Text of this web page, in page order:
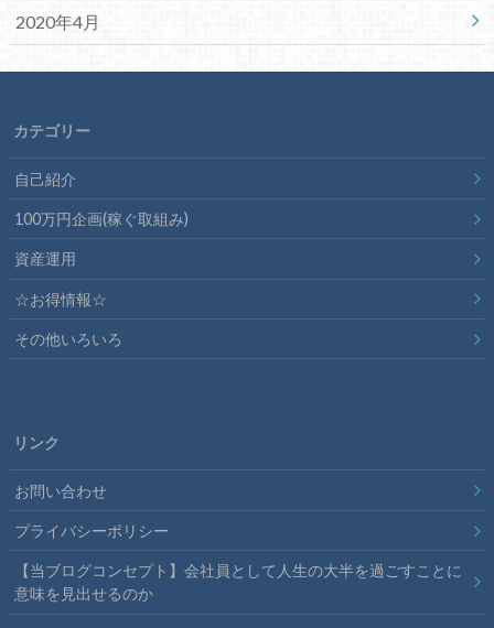
2020年4月
カテゴリー
自己紹介
100万円企画(稼ぐ取組み)
資産運用
☆お得情報☆
その他いろいろ
リンク
お問い合わせ
プライバシーポリシー
【当ブログコンセプト】会社員として人生の大半を過ごすことに
意味を見出せるのか